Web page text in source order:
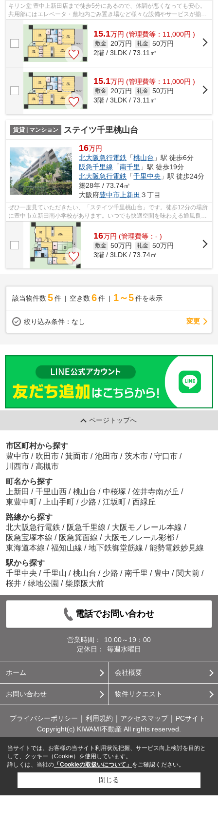
キリン堂 豊中上新田店まで徒歩5分にあるので、体調が悪くなっても安心。
共用部にはエレベータ・敷地内ごみ置き場など様々な設備やサービスが揃っ
ているので便利です。2駅利用できる立...
15.1万円 (管理費等：11,000円 )
敷金 20万円 礼金 50万円
2階 / 3LDK / 73.11㎡
15.1万円 (管理費等：11,000円 )
敷金 20万円 礼金 50万円
3階 / 3LDK / 73.11㎡
賃貸 | マンション ステイツ千里桃山台
16万円
北大阪急行電鉄 「桃山台 」駅 徒歩6分
阪急千里線 「南千里 」駅 徒歩19分
北大阪急行電鉄 「千里中央 」駅 徒歩24分
築28年 / 73.74㎡
大阪府豊中市 上新田 ３丁目
ぜひ一度見ていただきたい、「ステイツ千里桃山台」です。徒歩12分の場所
に豊中市立新田南小学校があります。いつでも快適空間を味わえる通風良好
な気持ちよい物件。よくお出かけをす...
16万円 (管理費等：- )
敷金 50万円 礼金 50万円
3階 / 3LDK / 73.74㎡
該当物件数 5件 空き数 6 件 1～5 件を表示
絞り込み条件： なし 変更
ページトップへ
市区町村から探す
豊中市 / 吹田市 / 箕面市 / 池田市 / 茨木市 / 守口市 /
川西市 / 高槻市
町名から探す
上新田 / 千里山西 / 桃山台 / 中桜塚 / 佐井寺南が丘 /
東豊中町 / 上山手町 / 少路 / 江坂町 / 西緑丘
路線から探す
北大阪急行電鉄 / 阪急千里線 / 大阪モノレール本線 /
阪急宝塚本線 / 阪急箕面線 / 大阪モノレール彩都 /
東海道本線 / 福知山線 / 地下鉄御堂筋線 / 能勢電鉄妙見線
駅から探す
千里中央 / 千里山 / 桃山台 / 少路 / 南千里 / 豊中 / 関大前 /
桜井 / 緑地公園 / 柴原阪大前
電話でお問い合わせ
営業時間：
10:00～19：00
定休日：
毎週水曜日
ホーム 会社概要
お問い合わせ 物件リクエスト
プライバシーポリシー 利用規約 アクセスマップ
PCサイト
Copyright(c) KIWAMI不動産 All rights reserved.
当サイトでは、お客様の当サイト利用状況把握、サービス向上検討を目的と
して、クッキー（Cookie）を使用しています。
詳しくは、当社の 「Cookieの取扱いについて」 をご確認ください。
閉じる